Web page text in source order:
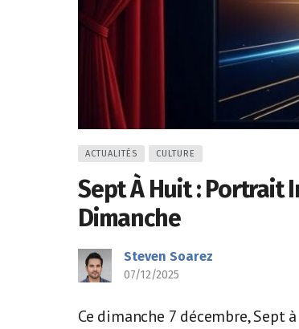
ACTUALITÉS CULTURE
Sept À Huit : Portrait
Dimanche
Steven Soarez
07/12/2025
Ce dimanche 7 décembre,